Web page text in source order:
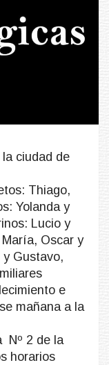
ciudad de
Thiago,
Yolanda y
Lucio y
Oscar y
y Gustavo,
e
mañana a la
Nº 2 de la
horarios